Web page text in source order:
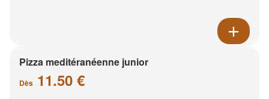
Pizza meditéranéenne junior
Dès 11.50 €